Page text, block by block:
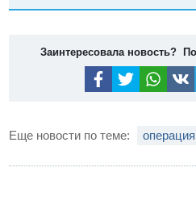
Заинтересовала новость?
Еще новости по теме: